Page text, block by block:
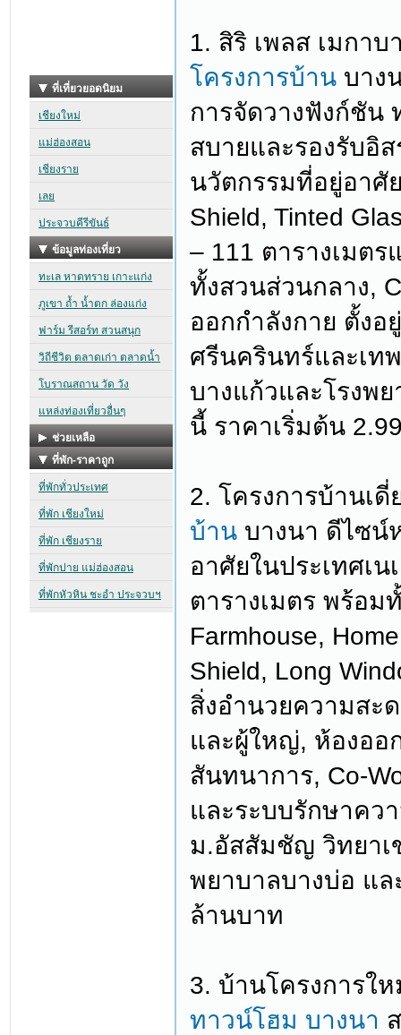
1. สิริ เพลส เมกา
โครงการบ้าน บาง
การจัดวางฟังก์ชัน
สบายและรองรับอิ
นวัตกรรมที่อยู่อาศั
Shield, Tinted
– 111 ตารางเมต
ทั้งสวนส่วนกลาง,
ออกกำลังกาย ตั้ง
ศรีนครินทร์และเท
บางแก้วและโรงพ
นี้ ราคาเริ่มต้น
2. โครงการบ้านเ
บ้าน บางนา ดีไซน์
อาศัยในประเทศเ
ตารางเมตร พร้อม
Farmhouse,
Shield, Long
สิ่งอำนวยความสะ
และผู้ใหญ่, ห้องออ
สันทนาการ, Co-
และระบบรักษาคว
ม.อัสสัมชัญ วิทยาเ
พยาบาลบางบ่อ แล
ล้านบาท
3. บ้านโครงการใ
ทาวน์โฮม บางนา